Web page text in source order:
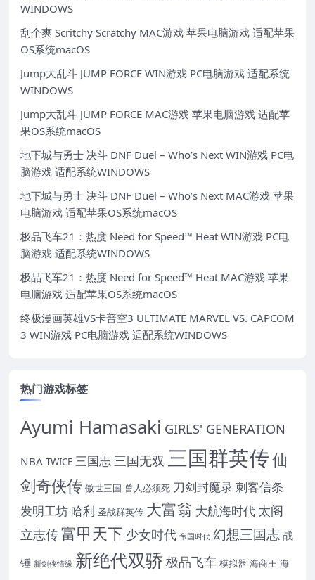
WINDOWS
刮个爽 Scritchy Scratchy MAC游戏 苹果电脑游戏 适配苹果
OS系统macOS
Jump大乱斗 JUMP FORCE WIN游戏 PC电脑游戏 适配系统
WINDOWS
Jump大乱斗 JUMP FORCE MAC游戏 苹果电脑游戏 适配苹
果OS系统macOS
地下城与勇士 决斗 DNF Duel – Who’s Next WIN游戏 PC电
脑游戏 适配系统WINDOWS
地下城与勇士 决斗 DNF Duel – Who’s Next MAC游戏 苹果
电脑游戏 适配苹果OS系统macOS
极品飞车21：热度 Need for Speed™ Heat WIN游戏 PC电
脑游戏 适配系统WINDOWS
极品飞车21：热度 Need for Speed™ Heat MAC游戏 苹果
电脑游戏 适配苹果OS系统macOS
终极漫画英雄VS卡普空3 ULTIMATE MARVEL VS. CAPCOM
3 WIN游戏 PC电脑游戏 适配系统WINDOWS
热门游戏标签
Ayumi Hamasaki GIRLS' GENERATION
NBA TWICE 三国志三国无双 三国群英传仙
剑奇侠传 傲世三国 兽人必须死 刀剑封魔录刺客信条
发明工坊 哈利 圣战群英传 大富翁 大航海时代 太阁
立志传富甲天下 少女时代 帝国时代 幻想三国志 战
锤 新剑侠情缘 新绝代双骄 极品飞车 模拟器 海商王 海